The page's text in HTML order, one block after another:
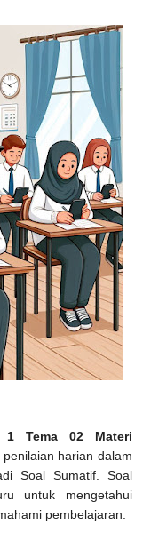
Tema 02 Materi
harian dalam
Soal Sumatif. Soal
untuk mengetahui
pembelajaran.